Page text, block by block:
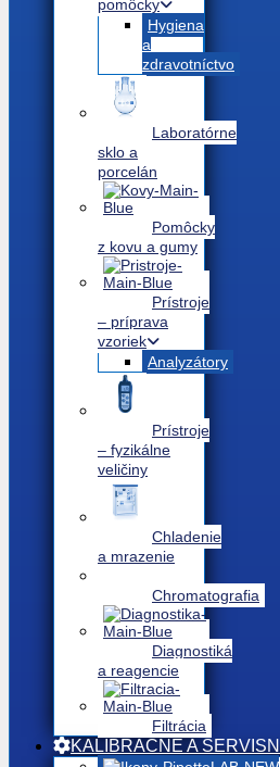
pomôcky
Hygiena
a
zdravotníctvo
Laboratórne
sklo a
porcelán
Pomôcky
z kovu a gumy
Prístroje
– príprava
vzoriek
Analyzátory
Prístroje
– fyzikálne
veličiny
Chladenie
a mrazenie
Chromatografia
Diagnostiká
a reagencie
Filtrácia
KALIBRAČNÉ A